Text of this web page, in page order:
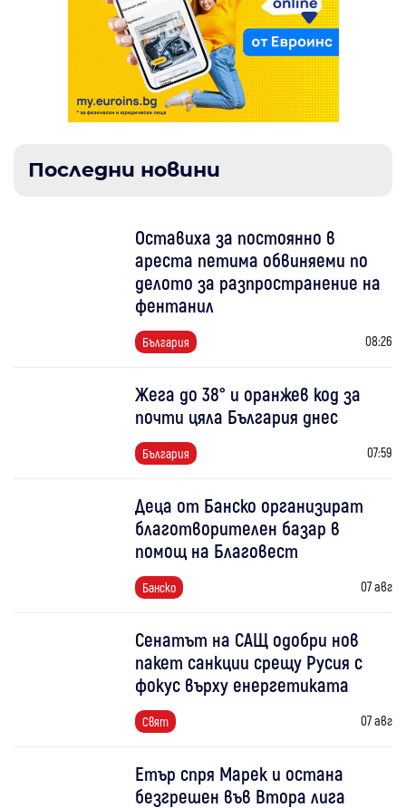
Последни новини
Оставиха за постоянно в
ареста петима обвиняеми по
делото за разпространение на
фентанил
България 08:26
Жега до 38° и оранжев код за
почти цяла България днес
България 07:59
Деца от Банско организират
благотворителен базар в
помощ на Благовест
Банско 07 авг
Сенатът на САЩ одобри нов
пакет санкции срещу Русия с
фокус върху енергетиката
Свят 07 авг
Етър спря Марек и остана
безгрешен във Втора лига